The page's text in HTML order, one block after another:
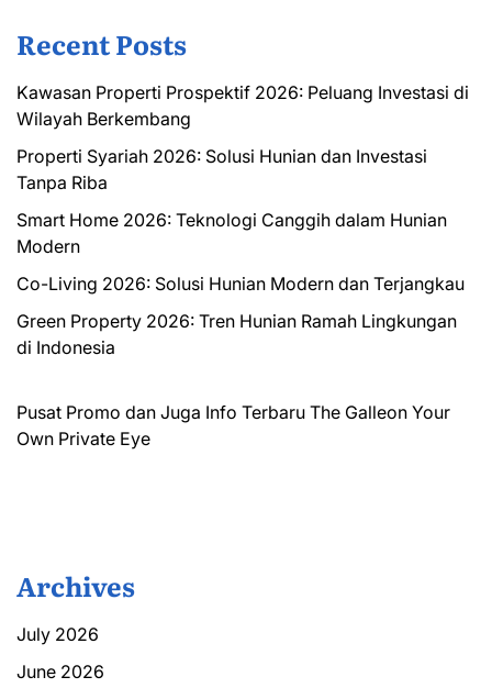
Recent Posts
Kawasan Properti Prospektif 2026: Peluang Investasi di
Wilayah Berkembang
Properti Syariah 2026: Solusi Hunian dan Investasi
Tanpa Riba
Smart Home 2026: Teknologi Canggih dalam Hunian
Modern
Co-Living 2026: Solusi Hunian Modern dan Terjangkau
Green Property 2026: Tren Hunian Ramah Lingkungan
di Indonesia
Pusat Promo dan Juga Info Terbaru The Galleon Your
Own Private Eye
Archives
July 2026
June 2026